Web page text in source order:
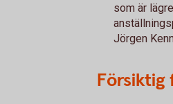
som är
Jörgen
Försiktig